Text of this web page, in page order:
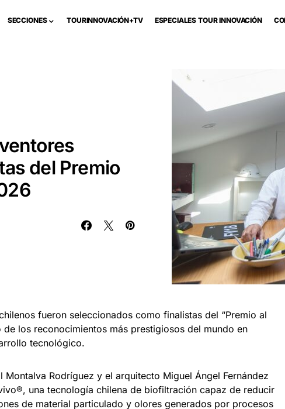
SECCIONES TOURINNOVACIÓN+TV ESPECIALES TOUR INNOVACIÓN
del Premio
fueron seleccionados como finalistas del “Premio al
de los reconocimientos más prestigiosos del mundo en
tecnológico.
Montalva Rodríguez y el arquitecto Miguel Ángel Fernández
una tecnología chilena de biofiltración capaz de reducir
de material particulado y olores generados por procesos